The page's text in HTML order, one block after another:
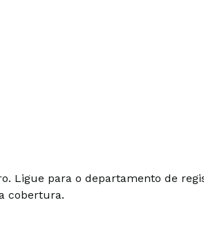
Ligue para o departamento de
cobertura.